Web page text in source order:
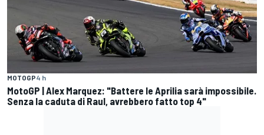
MOTOGP4 h
MotoGP | Alex Marquez: "Battere le Aprilia sarà impossibile.
Senza la caduta di Raul, avrebbero fatto top 4"